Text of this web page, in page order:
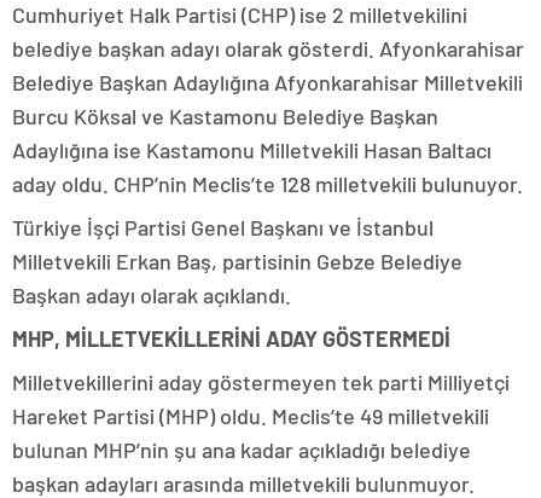
Cumhuriyet Halk Partisi (CHP) ise 2 milletvekilini
belediye başkan adayı olarak gösterdi. Afyonkarahisar
Belediye Başkan Adaylığına Afyonkarahisar Milletvekili
Burcu Köksal ve Kastamonu Belediye Başkan
Adaylığına ise Kastamonu Milletvekili Hasan Baltacı
aday oldu. CHP’nin Meclis’te 128 milletvekili bulunuyor.
Türkiye İşçi Partisi Genel Başkanı ve İstanbul
Milletvekili Erkan Baş, partisinin Gebze Belediye
Başkan adayı olarak açıklandı.
MHP, MİLLETVEKİLLERİNİ ADAY GÖSTERMEDİ
Milletvekillerini aday göstermeyen tek parti Milliyetçi
Hareket Partisi (MHP) oldu. Meclis’te 49 milletvekili
bulunan MHP’nin şu ana kadar açıkladığı belediye
başkan adayları arasında milletvekili bulunmuyor.